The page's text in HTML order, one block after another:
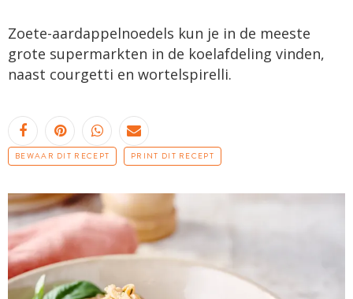
Zoete-aardappelnoedels kun je in de meeste
grote supermarkten in de koelafdeling vinden,
naast courgetti en wortelspirelli.
BEWAAR DIT RECEPT PRINT DIT RECEPT